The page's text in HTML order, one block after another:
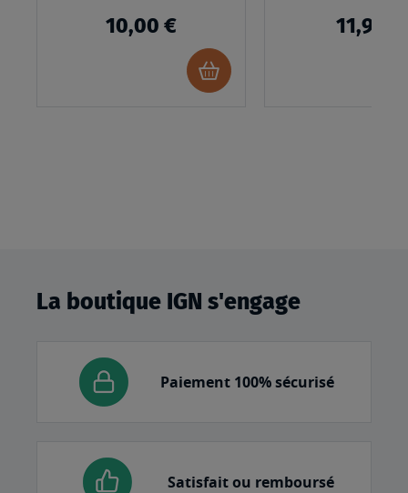
10,00 €
Ajouter
au
11,95 €
La boutique IGN s'engage
Paiement 100% sécurisé
Satisfait ou remboursé